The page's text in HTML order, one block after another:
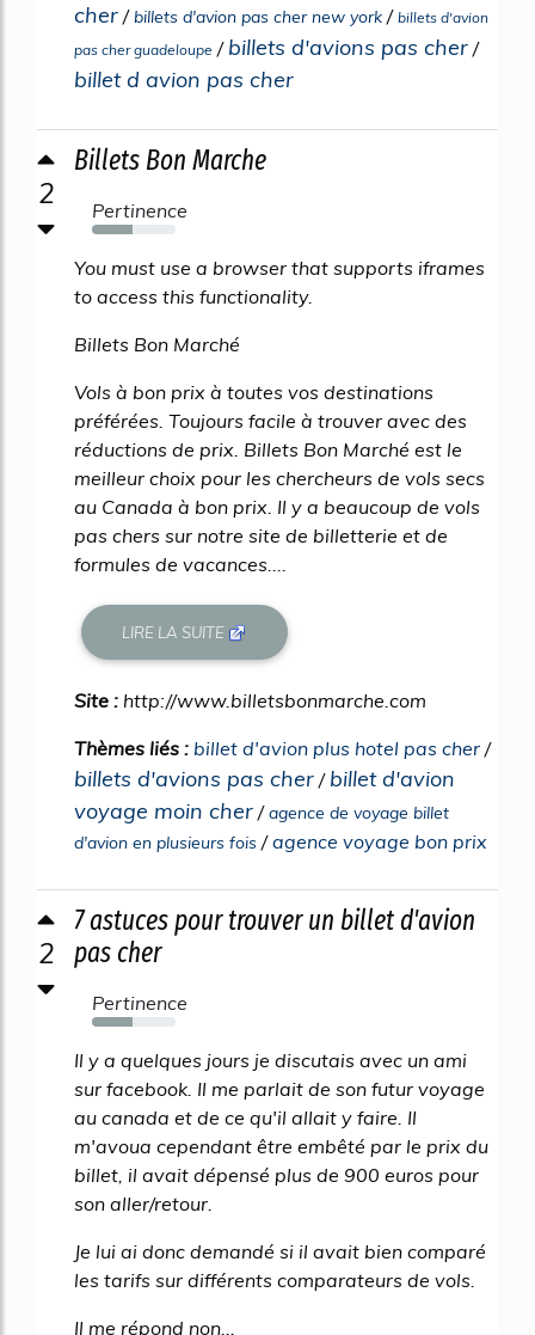
cher /billets d'avion pas cher new york / billets d'avion
pas cher guadeloupe / billets d'avions pas cher /
billet d avion pas cher
2
Billets Bon Marche
Pertinence
49%
You must use a browser that supports iframes
to access this functionality.
Billets Bon Marché
Vols à bon prix à toutes vos destinations
préférées. Toujours facile à trouver avec des
réductions de prix. Billets Bon Marché est le
meilleur choix pour les chercheurs de vols secs
au Canada à bon prix. Il y a beaucoup de vols
pas chers sur notre site de billetterie et de
formules de vacances....
LIRE LA SUITE
Site : http://www.billetsbonmarche.com
Thèmes liés : billet d'avion plus hotel pas cher /
billets d'avions pas cher / billet d'avion
voyage moin cher /agence de voyage billet
d'avion en plusieurs fois /agence voyage bon prix
2
7 astuces pour trouver un billet d'avion
pas cher
Pertinence
48%
Il y a quelques jours je discutais avec un ami
sur facebook. Il me parlait de son futur voyage
au canada et de ce qu'il allait y faire. Il
m'avoua cependant être embêté par le prix du
billet, il avait dépensé plus de 900 euros pour
son aller/retour.
Je lui ai donc demandé si il avait bien comparé
les tarifs sur différents comparateurs de vols.
Il me répond non...